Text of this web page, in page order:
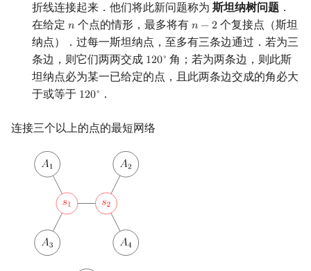
Lyndon 分解
Main–Lorentz 算法
高次剩余 & 单位根
数论分块
狄利克雷卷积
序理论
杨氏矩阵
Berlekamp–Massey 算法
动态树
析合树
PQ 树
手指树
霍夫曼树
折线连接起来．他们将此新问题称为 斯坦纳树问题 ．
在给定 𝑛
n 个点的情形，最多将有 𝑛 −2
n−2
个复接点（斯坦
纳点）．过每一斯坦纳点，至多有三条边通过．若为三
条边，则它们两两交成 120∘
120∘ 角；若为两条边，则此斯
坦纳点必为某一已给定的点，且此两条边交成的角必大
于或等于 120∘
120∘ ．
连接三个以上的点的最短网络